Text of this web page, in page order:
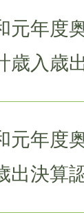
元年度
歳入歳
元年度
出決算